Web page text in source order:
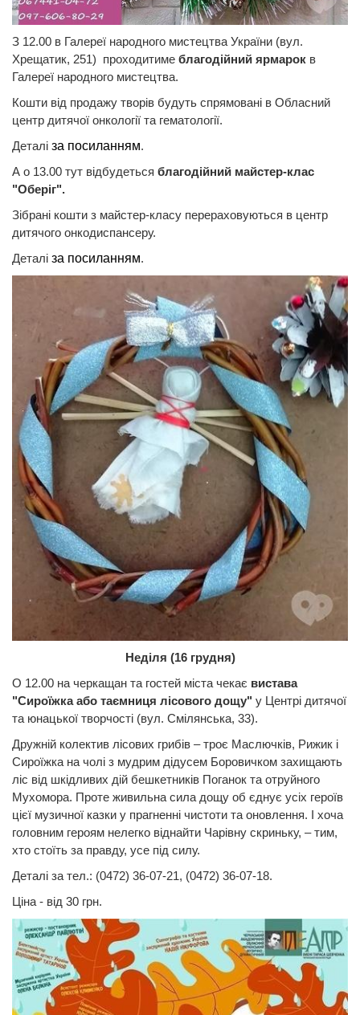
З 12.00 в Галереї народного мистецтва України (вул.
Хрещатик, 251) проходитиме благодійний ярмарок в
Галереї народного мистецтва.
Кошти від продажу творів будуть спрямовані в Обласний
центр дитячої онкології та гематології.
Деталі за посиланням.
А о 13.00 тут відбудеться благодійний майстер-клас
"Оберіг".
Зібрані кошти з майстер-класу перераховуються в центр
дитячого онкодиспансеру.
Деталі за посиланням.
Неділя (16 грудня)
О 12.00 на черкащан та гостей міста чекає вистава
"Сироїжка або таємниця лісового дощу" у Центрі дитячої
та юнацької творчості (вул. Смілянська, 33).
Дружній колектив лісових грибів – троє Маслючків, Рижик і
Сироїжка на чолі з мудрим дідусем Боровичком захищають
ліс від шкідливих дій бешкетників Поганок та отруйного
Мухомора. Проте живильна сила дощу об єднує усіх героїв
цієї музичної казки у прагненні чистоти та оновлення. І хоча
головним героям нелегко віднайти Чарівну скриньку, – тим,
хто стоїть за правду, усе під силу.
Деталі за тел.: (0472) 36-07-21, (0472) 36-07-18.
Ціна - від 30 грн.